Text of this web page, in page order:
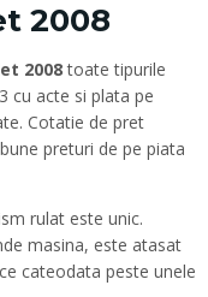
2008
2008toate tipurile
cu acte si plata pe
Cotatie de pret
preturi de pe piata
rulat este unic.
masina, este atasat
cateodata peste unele